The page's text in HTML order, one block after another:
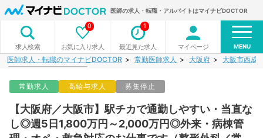
医師の求人・転職・アルバイトはマイナビDOCTOR
求人検索 お気に入り求人
0
最近見た求人
1
マイページ MENU
医師求人・転職のマイナビDOCTOR 常勤医師求人 大阪府 大阪市西成
常勤求人 高給与求人 募集停止
【大阪府／大阪市】駅チカで通勤しやすい・当直な
し◎週5日1,800万円～2,000万円◎外来・病棟管